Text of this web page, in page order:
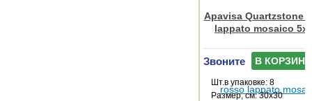
Apavisa Quartzstone
lappato mosaico
Звоните В КОРЗИНУ
Шт.в упаковке: 8
Размер, см: 30x30